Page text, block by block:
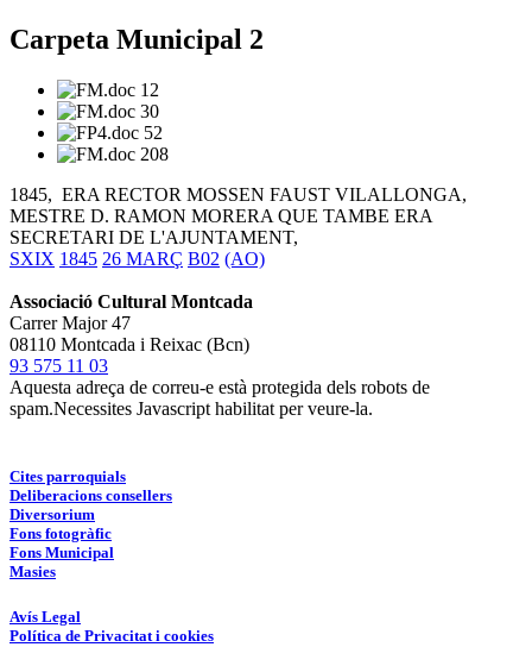
Carpeta Municipal 2
1845, ERA RECTOR MOSSEN FAUST VILALLONGA,
MESTRE D. RAMON MORERA QUE TAMBE ERA
SECRETARI DE L'AJUNTAMENT,
SXIX 1845 26 MARÇ B02 (AO)
Associació Cultural Montcada
Carrer Major 47
08110 Montcada i Reixac (Bcn)
93 575 11 03
Aquesta adreça de correu-e està protegida dels robots de
spam.Necessites Javascript habilitat per veure-la.
Cites parroquials
Deliberacions consellers
Diversorium
Fons fotogràfic
Fons Municipal
Masies
Avís Legal
Política de Privacitat i cookies